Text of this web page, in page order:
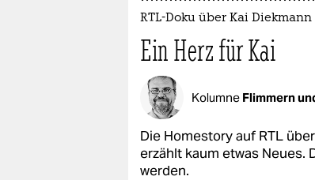
RTL-Doku über Kai Diekmann
Ein Herz für Kai
Kolumne Flimmern
Die Homestory auf RTL
erzählt kaum etwas Neues.
werden.